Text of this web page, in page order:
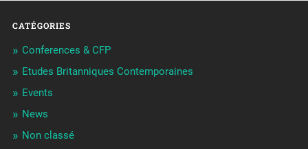
CATÉGORIES
Conferences & CFP
Etudes Britanniques Contemporaines
Events
News
Non classé